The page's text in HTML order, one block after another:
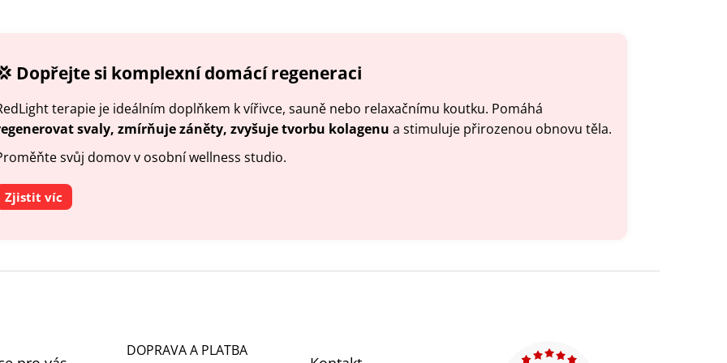
Dopřejte si komplexní domácí regeneraci
terapie je ideálním doplňkem k vířivce, sauně nebo relaxačnímu koutku. Pomáhá
svaly, zmírňuje záněty, zvyšuje tvorbu kolagenu a stimuluje přirozenou obnovu těla.
svůj domov v osobní wellness studio.
Zjistit víc
DOPRAVA A PLATBA